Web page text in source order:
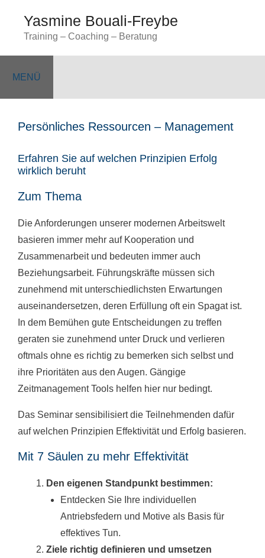
springen
Yasmine Bouali-Freybe
Training – Coaching – Beratung
MENÜ
Persönliches Ressourcen – Management
Erfahren Sie auf welchen Prinzipien Erfolg
wirklich beruht
Zum Thema
Die Anforderungen unserer modernen Arbeitswelt
basieren immer mehr auf Kooperation und
Zusammenarbeit und bedeuten immer auch
Beziehungsarbeit. Führungskräfte müssen sich
zunehmend mit unterschiedlichsten Erwartungen
auseinandersetzen, deren Erfüllung oft ein Spagat ist.
In dem Bemühen gute Entscheidungen zu treffen
geraten sie zunehmend unter Druck und verlieren
oftmals ohne es richtig zu bemerken sich selbst und
ihre Prioritäten aus den Augen. Gängige
Zeitmanagement Tools helfen hier nur bedingt.
Das Seminar sensibilisiert die Teilnehmenden dafür
auf welchen Prinzipien Effektivität und Erfolg basieren.
Mit 7 Säulen zu mehr Effektivität
Den eigenen Standpunkt bestimmen:
Entdecken Sie Ihre individuellen
Antriebsfedern und Motive als Basis für
effektives Tun.
Ziele richtig definieren und umsetzen